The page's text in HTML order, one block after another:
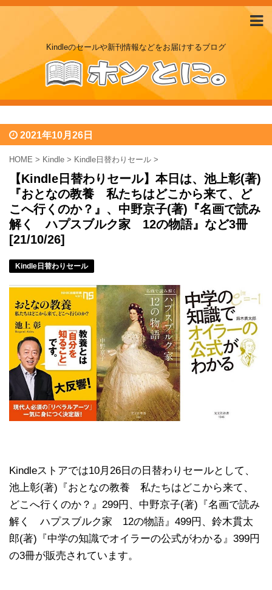
Kindleのセールや新刊情報などをお届けするブログ
2021年10月26日
HOME > Kindle > Kindle日替わりセール >
【Kindle日替わりセール】本日は、池上彰(著)
『おとなの教養 私たちはどこから来て、ど
こへ行くのか？』、中野京子(著)『名画で読み
解く ハプスブルク家 12の物語』など3冊
[21/10/26]
Kindle日替わりセール
Kindleストアでは10月26日の日替わりセールとして、
池上彰(著)『おとなの教養 私たちはどこから来て、
どこへ行くのか？』299円、中野京子(著)『名画で読み
解く ハプスブルク家 12の物語』499円、鈴木貫太
郎(著)『中学の知識でオイラーの公式がわかる』399円
の3冊が販売されています。